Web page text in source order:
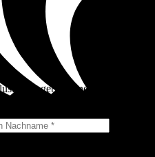
Angebote und